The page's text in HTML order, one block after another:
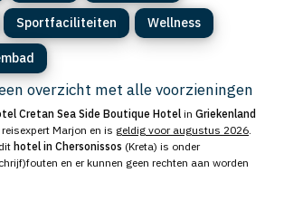
Sportfaciliteiten Wellness
overzicht met alle voorzieningen
Cretan Sea Side Boutique Hotel in Griekenland
Marjon en is geldig voor augustus 2026
hotel in Chersonissos (Kreta) is onder
en er kunnen geen rechten aan worden